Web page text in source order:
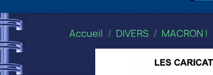
Accueil DIVERS MACRON !